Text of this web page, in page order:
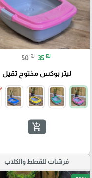
50 ₪ 35 ₪
ليتر بوكس مفتوح تقيل
add_shopping_cart
فرشات للقطط والكلاب